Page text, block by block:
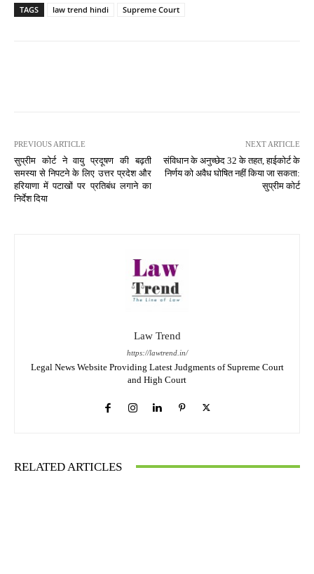
TAGS law trend hindi Supreme Court
PREVIOUS ARTICLE
सुप्रीम कोर्ट ने वायु प्रदूषण की बढ़ती
समस्या से निपटने के लिए उत्तर प्रदेश और
हरियाणा में पटाखों पर प्रतिबंध लगाने का
निर्देश दिया
NEXT ARTICLE
संविधान के अनुच्छेद 32 के तहत, हाईकोर्ट के
निर्णय को अवैध घोषित नहीं किया जा सकता:
सुप्रीम कोर्ट
Law Trend
https://lawtrend.in/
Legal News Website Providing Latest Judgments of Supreme Court
and High Court
RELATED ARTICLES